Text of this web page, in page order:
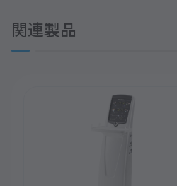
関連製品